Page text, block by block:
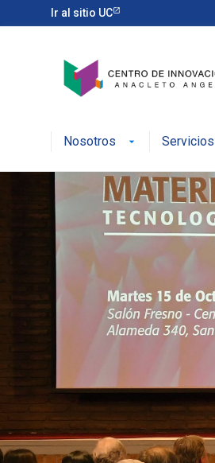
Ir al sitio UC
Nosotros